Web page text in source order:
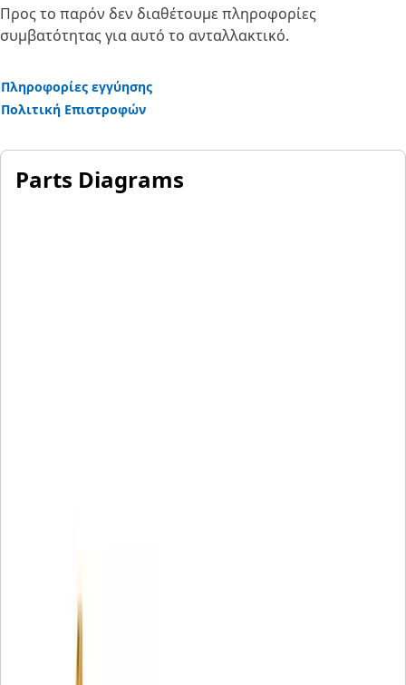
Προς το παρόν δεν διαθέτουμε πληροφορίες
συμβατότητας για αυτό το ανταλλακτικό.
Πληροφορίες εγγύησης
Πολιτική Επιστροφών
Parts Diagrams